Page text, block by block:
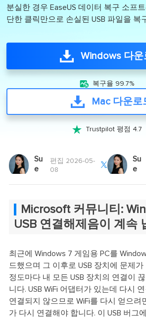
분실한 경우 EaseUS 데이터 복구 소프
단한 클릭만으로 손실된 USB 파일을 복
Windows 다운
 복구율 99.7%
Mac 다운로
 Trustpilot 평점 4.7
Su
e
편집 2026-05-
08

Su
e
Microsoft 커뮤니티:
USB 연결해제음이 계속
최근에 Windows 7 게임용 PC를
드했으며 그 이후로 USB 장치에 문제
정도마다 내 모든 USB 장치의 연결이
니다. USB WiFi 어댑터가 있는데 다시
연결되지 않으므로 WiFi를 다시 얻으려
가 다시 연결해야 합니다. 이 USB 버그